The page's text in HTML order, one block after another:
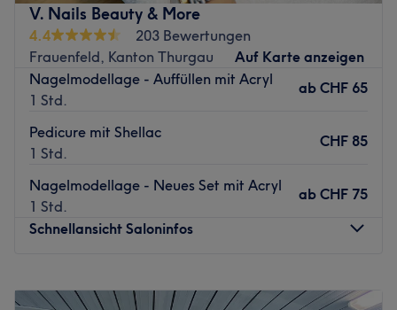
V. Nails Beauty & More
4.4
203 Bewertungen
Frauenfeld, Kanton Thurgau
Auf Karte anzeigen
Nagelmodellage - Auffüllen mit Acryl
1 Std.
ab CHF 65
Pedicure mit Shellac
1 Std.
CHF 85
Nagelmodellage - Neues Set mit Acryl
1 Std.
ab CHF 75
Schnellansicht Saloninfos
Dienstag
09:00–20:00